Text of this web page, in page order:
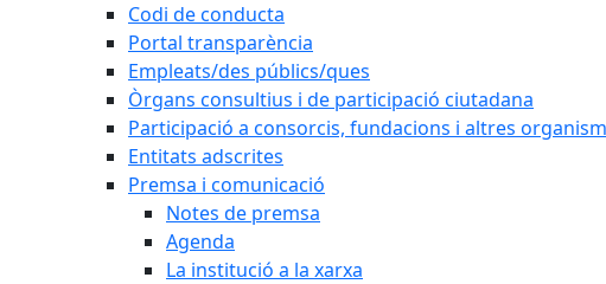
Codi de conducta
Portal transparència
Empleats/des públics/ques
Òrgans consultius i de participació ciutadana
Participació a consorcis, fundacions i altres
Entitats adscrites
Premsa i comunicació
Notes de premsa
Agenda
La institució a la xarxa